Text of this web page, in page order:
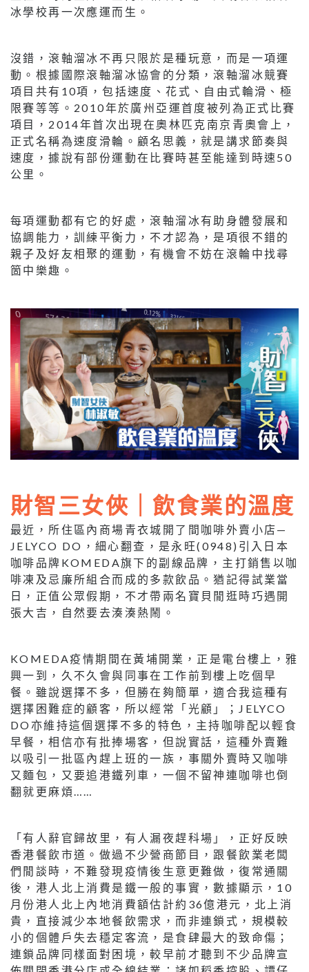
冰學校再一次應運而生。
沒錯，滾軸溜冰不再只限於是種玩意，而是一項運
動。根據國際滾軸溜冰協會的分類，滾軸溜冰競賽
項目共有10項，包括速度、花式、自由式輪滑、極
限賽等等。2010年於廣州亞運首度被列為正式比賽
項目，2014年首次出現在奧林匹克南京青奧會上，
正式名稱為速度滑輪。顧名思義，就是講求節奏與
速度，據說有部份運動在比賽時甚至能達到時速50
公里。
每項運動都有它的好處，滾軸溜冰有助身體發展和
協調能力，訓練平衡力，不才認為，是項很不錯的
親子及好友相聚的運動，有機會不妨在滾輪中找尋
箇中樂趣。
財智三女俠｜飲食業的溫度
最近，所住區內商場青衣城開了間咖啡外賣小店—
JELYCO DO，細心翻查，是永旺(0948)引入日本
咖啡品牌KOMEDA旗下的副線品牌，主打銷售以咖
啡凍及忌廉所組合而成的多款飲品。猶記得試業當
日，正值公眾假期，不才帶兩名寶貝閒逛時巧遇開
張大吉，自然要去湊湊熱鬧。
KOMEDA疫情期間在黃埔開業，正是電台樓上，雅
興一到，久不久會與同事在工作前到樓上吃個早
餐。雖說選擇不多，但勝在夠簡單，適合我這種有
選擇困難症的顧客，所以經常「光顧」；JELYCO
DO亦維持這個選擇不多的特色，主持咖啡配以輕食
早餐，相信亦有批捧場客，但說實話，這種外賣難
以吸引一批區內趕上班的一族，事關外賣時又咖啡
又麵包，又要追港鐵列車，一個不留神連咖啡也倒
翻就更麻煩……
「有人辭官歸故里，有人漏夜趕科場」，正好反映
香港餐飲市道。做過不少營商節目，跟餐飲業老闆
們閒談時，不難發現疫情後生意更難做，復常通關
後，港人北上消費是鐵一般的事實，數據顯示，10
月份港人北上內地消費額估計約36億港元，北上消
貴，直接減少本地餐飲需求，而非連鎖式，規模較
小的個體戶失去穩定客流，是食肆最大的致命傷；
連鎖品牌同樣面對困境，較早前才聽到不少品牌宣